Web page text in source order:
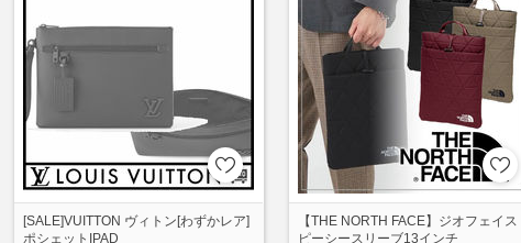
[SALE]VUITTON ヴィトン[わずかレア]
ポシェットIPAD
【THE NORTH FACE】ジオフェイス
ピーシースリーブ13インチ